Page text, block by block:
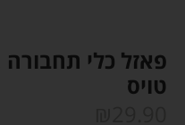
טויס